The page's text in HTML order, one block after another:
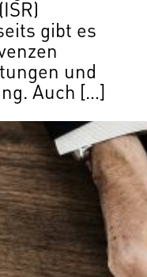
gibt es
und
Auch […]